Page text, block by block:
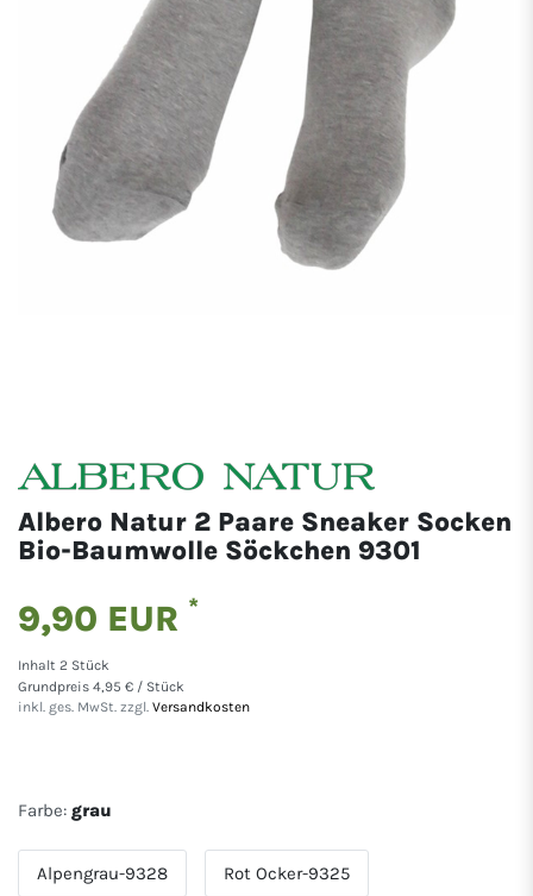
Albero Natur 2 Paare Sneaker Socken
Bio-Baumwolle Söckchen 9301
9,90 EUR *
Inhalt 2 Stück
Grundpreis 4,95 € / Stück
inkl. ges. MwSt. zzgl. Versandkosten
Farbe: grau
Alpengrau-9328 Rot Ocker-9325